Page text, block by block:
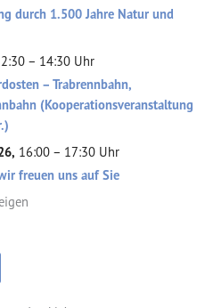
durch 1.500 Jahre Natur und
– 14:30 Uhr
– Trabrennbahn,
(Kooperationsveranstaltung
16:00 – 17:30 Uhr
freuen uns auf Sie